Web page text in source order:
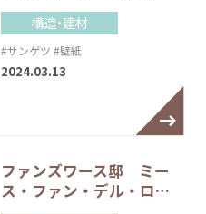
構造・建材
#サンゲツ #壁紙
2024.03.13
ファンズワース邸 ミー
ス・ファン・デル・ロ…